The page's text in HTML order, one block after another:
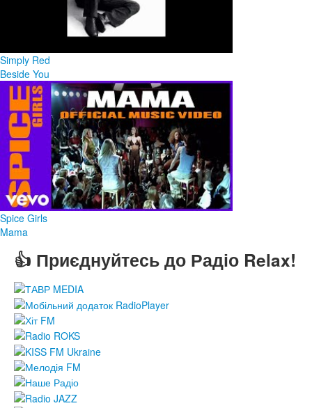
Simply Red
Beside You
Spice Girls
Mama
👍 Приєднуйтесь до Радіо Relax!